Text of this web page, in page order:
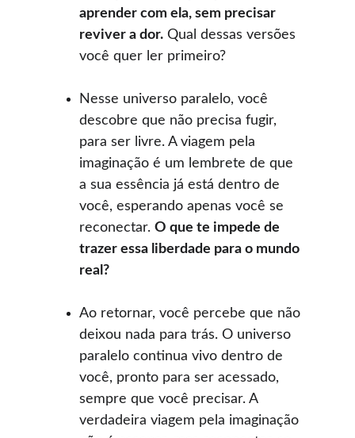
aprender com ela, sem precisar
reviver a dor. Qual dessas versões
você quer ler primeiro?
Nesse universo paralelo, você
descobre que não precisa fugir,
para ser livre. A viagem pela
imaginação é um lembrete de que
a sua essência já está dentro de
você, esperando apenas você se
reconectar. O que te impede de
trazer essa liberdade para o mundo
real?
Ao retornar, você percebe que não
deixou nada para trás. O universo
paralelo continua vivo dentro de
você, pronto para ser acessado,
sempre que você precisar. A
verdadeira viagem pela imaginação